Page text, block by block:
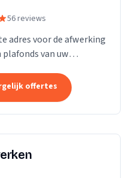
56 reviews
adres voor de afwerking
plafonds van uw
ook de klus vakkundig
offertes